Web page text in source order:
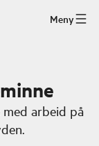
Meny
arbeid på